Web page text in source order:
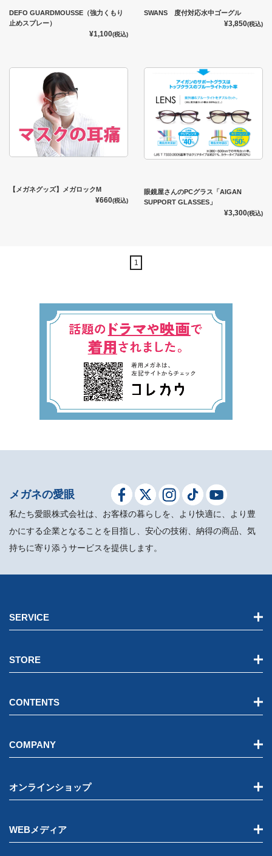
DEFO GUARDMOUSSE（強力くもり
止めスプレー）
¥1,100(税込)
SWANS 度付対応水中ゴーグル
¥3,850(税込)
【メガネグッズ】メガロックM
¥660(税込)
眼鏡屋さんのPCグラス「AIGAN
SUPPORT GLASSES」
¥3,300(税込)
1
メガネの愛眼
私たち愛眼株式会社は、お客様の暮らしを、より快適に、より豊
かにする企業となることを目指し、安心の技術、納得の商品、気
持ちに寄り添うサービスを提供します。
SERVICE
STORE
CONTENTS
COMPANY
オンラインショップ
WEBメディア